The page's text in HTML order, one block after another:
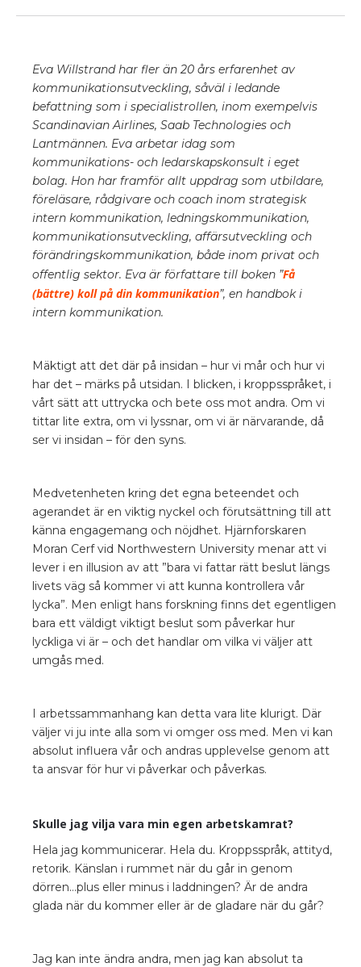
Eva Willstrand har fler än 20 års erfarenhet av
kommunikationsutveckling, såväl i ledande
befattning som i specialistrollen, inom exempelvis
Scandinavian Airlines, Saab Technologies och
Lantmännen. Eva arbetar idag som
kommunikations- och ledarskapskonsult i eget
bolag. Hon har framför allt uppdrag som utbildare,
föreläsare, rådgivare och coach inom strategisk
intern kommunikation, ledningskommunikation,
kommunikationsutveckling, affärsutveckling och
förändringskommunikation, både inom privat och
offentlig sektor. Eva är författare till boken ”Få
(bättre) koll på din kommunikation”, en handbok i
intern kommunikation.
Mäktigt att det där på insidan – hur vi mår och hur vi
har det – märks på utsidan. I blicken, i kroppsspråket, i
vårt sätt att uttrycka och bete oss mot andra. Om vi
tittar lite extra, om vi lyssnar, om vi är närvarande, då
ser vi insidan – för den syns.
Medvetenheten kring det egna beteendet och
agerandet är en viktig nyckel och förutsättning till att
känna engagemang och nöjdhet. Hjärnforskaren
Moran Cerf vid Northwestern University menar att vi
lever i en illusion av att ”bara vi fattar rätt beslut längs
livets väg så kommer vi att kunna kontrollera vår
lycka”. Men enligt hans forskning finns det egentligen
bara ett väldigt viktigt beslut som påverkar hur
lyckliga vi är – och det handlar om vilka vi väljer att
umgås med.
I arbetssammanhang kan detta vara lite klurigt. Där
väljer vi ju inte alla som vi omger oss med. Men vi kan
absolut influera vår och andras upplevelse genom att
ta ansvar för hur vi påverkar och påverkas.
Skulle jag vilja vara min egen arbetskamrat?
Hela jag kommunicerar. Hela du. Kroppsspråk, attityd,
retorik. Känslan i rummet när du går in genom
dörren…plus eller minus i laddningen? Är de andra
glada när du kommer eller är de gladare när du går?
Jag kan inte ändra andra, men jag kan absolut ta